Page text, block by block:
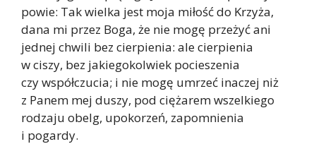
powie: Tak wielka jest moja miłość do Krzyża,
dana mi przez Boga, że nie mogę przeżyć ani
jednej chwili bez cierpienia: ale cierpienia
w ciszy, bez jakiegokolwiek pocieszenia
czy współczucia; i nie mogę umrzeć inaczej niż
z Panem mej duszy, pod ciężarem wszelkiego
rodzaju obelg, upokorzeń, zapomnienia
i pogardy.